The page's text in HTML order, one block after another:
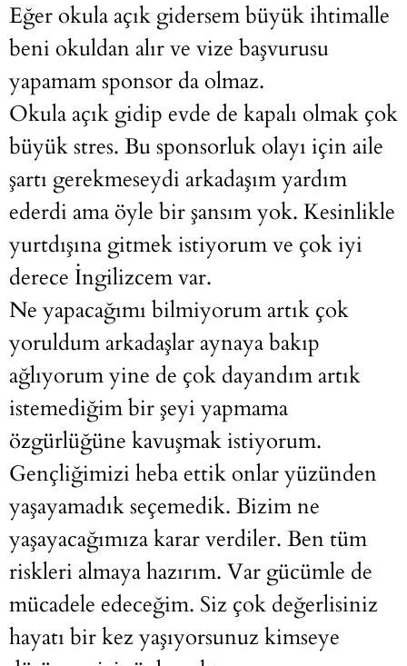
Eğer okula açık gidersem büyük ihtimalle
beni okuldan alır ve vize başvurusu
yapamam sponsor da olmaz.
Okula açık gidip evde de kapalı olmak çok
büyük stres. Bu sponsorluk olayı için aile
şartı gerekmeseydi arkadaşım yardım
ederdi ama öyle bir şansım yok. Kesinlikle
yurtdışına gitmek istiyorum ve çok iyi
derece İngilizcem var.
Ne yapacağımı bilmiyorum artık çok
yoruldum arkadaşlar aynaya bakıp
ağlıyorum yine de çok dayandım artık
istemediğim bir şeyi yapmama
özgürlüğüne kavuşmak istiyorum.
Gençliğimizi heba ettik onlar yüzünden
yaşayamadık seçemedik. Bizim ne
yaşayacağımıza karar verdiler. Ben tüm
riskleri almaya hazırım. Var gücümle de
mücadele edeceğim. Siz çok değerlisiniz
hayatı bir kez yaşıyorsunuz kimseye